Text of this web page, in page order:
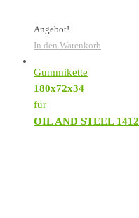
Angebot!
In den Warenkorb
Gummikette
180x72x34
für
OIL AND STEEL 1412